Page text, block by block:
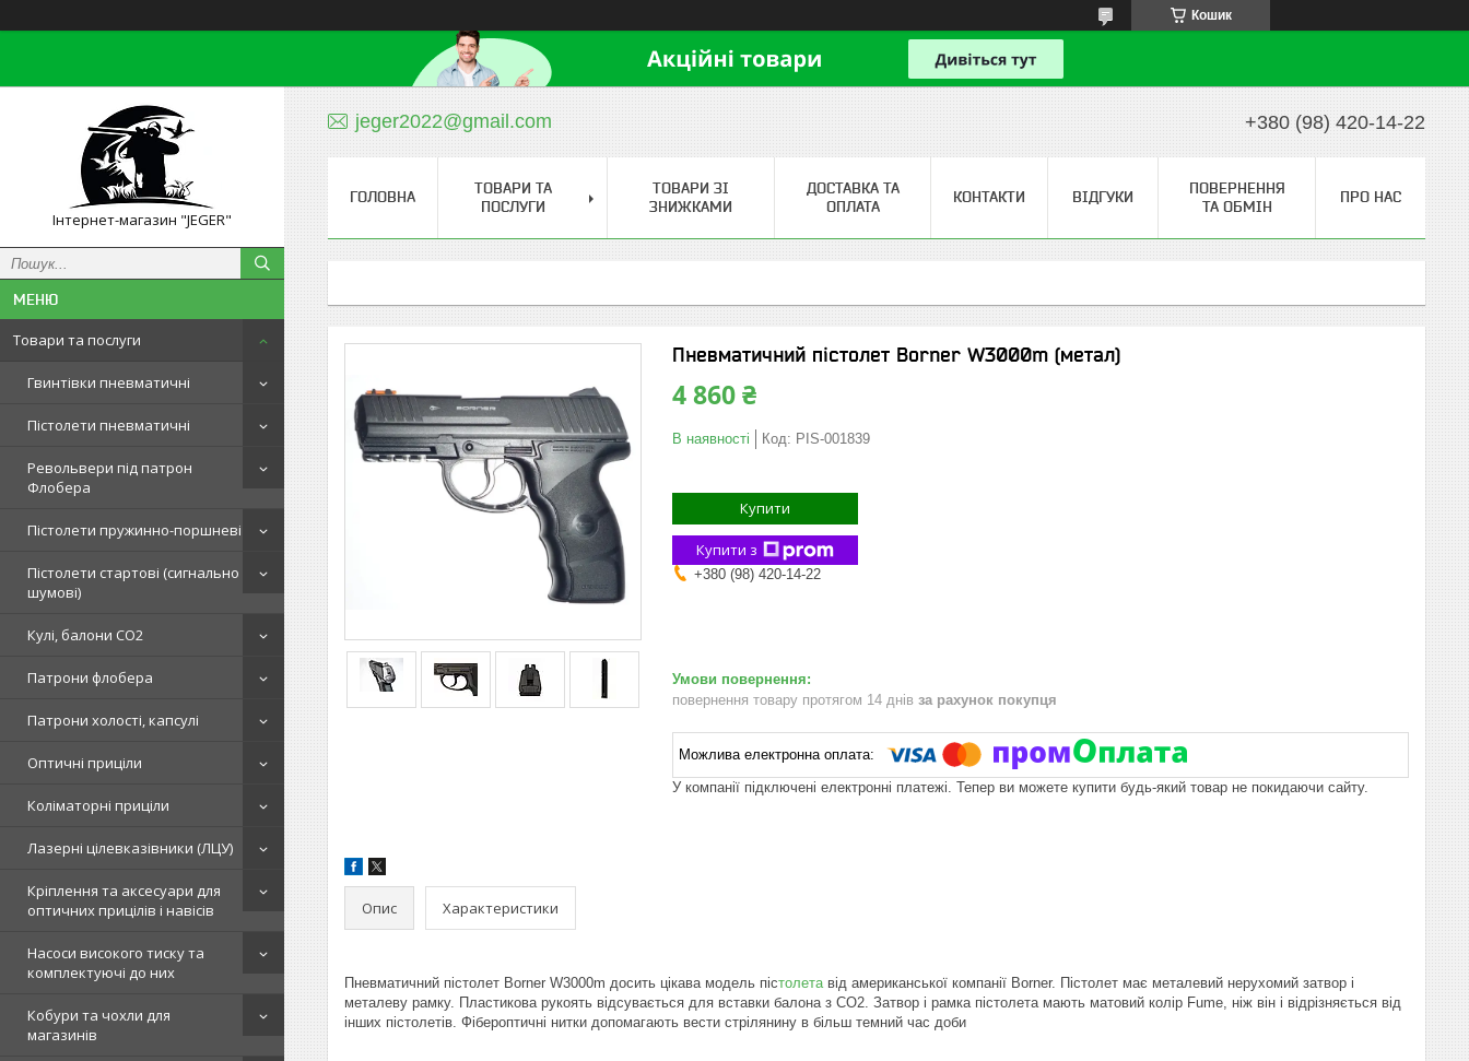
Кошик
Інтернет-магазин "JEGER"
Товари та послуги
Гвинтівки пневматичні
Пістолети пневматичні
Револьвери під патрон
Флобера
Пістолети пружинно-поршневі
Пістолети стартові (сигнально
шумові)
Кулі, балони СО2
Патрони флобера
Патрони холості, капсулі
Оптичні приціли
Коліматорні приціли
Лазерні цілевказівники (ЛЦУ)
Кріплення та аксесуари для
оптичних прицілів і навісів
Насоси високого тиску та
комплектуючі до них
Кобури та чохли для
магазинів
jeger2022@gmail.com +380 (98) 420-14-22
ГОЛОВНА
ТОВАРИ ТА
ПОСЛУГИ
ТОВАРИ ЗІ
ЗНИЖКАМИ
ДОСТАВКА ТА
ОПЛАТА
КОНТАКТИ ВІДГУКИ
ПОВЕРНЕННЯ
ТА ОБМІН
ПРО НАС
Пневматичний пістолет Borner W3000m (метал)
4 860 ₴
В наявності Код: PIS-001839
Купити
Купити з
+380 (98) 420-14-22
повернення товару протягом 14 днів за рахунок покупця
У компанії підключені електронні платежі. Тепер ви можете купити будь-який товар не покидаючи сайту.
Опис Характеристики
Пневматичний пістолет Borner W3000m досить цікава модель пістолетавід американської компанії Borner. Пістолет має металевий нерухомий затвор і
металеву рамку. Пластикова рукоять відсувається для вставки балона з CO2. Затвор і рамка пістолета мають матовий колір Fume, ніж він і відрізняється від
інших пістолетів. Фібероптичні нитки допомагають вести стрілянину в більш темний час доби